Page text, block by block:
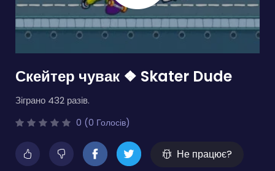
Скейтер чувак ❖ Skater Dude
Зіграно 432 разів.
0 (0 Голосів)
Не працює?